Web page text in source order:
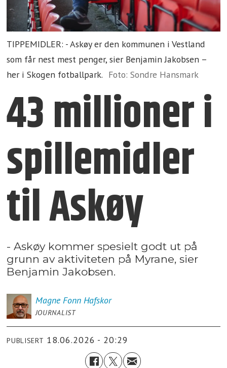
TIPPEMIDLER: - Askøy er den kommunen i Vestland
som får nest mest penger, sier Benjamin Jakobsen –
her i Skogen fotballpark. Foto: Sondre Hansmark
43 millioner i
spille­midler
til Askøy
- Askøy kommer spesielt godt ut på
grunn av aktiviteten på Myrane, sier
Benjamin Jakobsen.
Magne Fonn Hafskor
JOURNALIST
PUBLISERT 18.06.2026 - 20:29